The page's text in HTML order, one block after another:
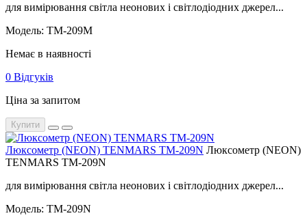
для вимірювання світла неонових і світлодіодних джерел...
Модель: TM-209М
Немає в наявності
0 Відгуків
Ціна за запитом
Купити
Люксометр (NEON) TENMARS TM-209N Люксометр (NEON)
TENMARS TM-209N
для вимірювання світла неонових і світлодіодних джерел...
Модель: TM-209N